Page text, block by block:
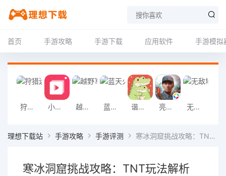
首页 手游攻略 手游下载 应用软件 手游模拟
狩猎迷城恐龙大战游戏 小影记app 越野军事卡车司机游戏 蓝天火龙传奇安卓版 谐音梗游戏 亮剑2026官方版 无敌塔防王游戏
理想下载站 手游攻略 手游评测 寒冰洞窟挑战攻略：TNT玩法解析
寒冰洞窟挑战攻略：TNT玩法解析